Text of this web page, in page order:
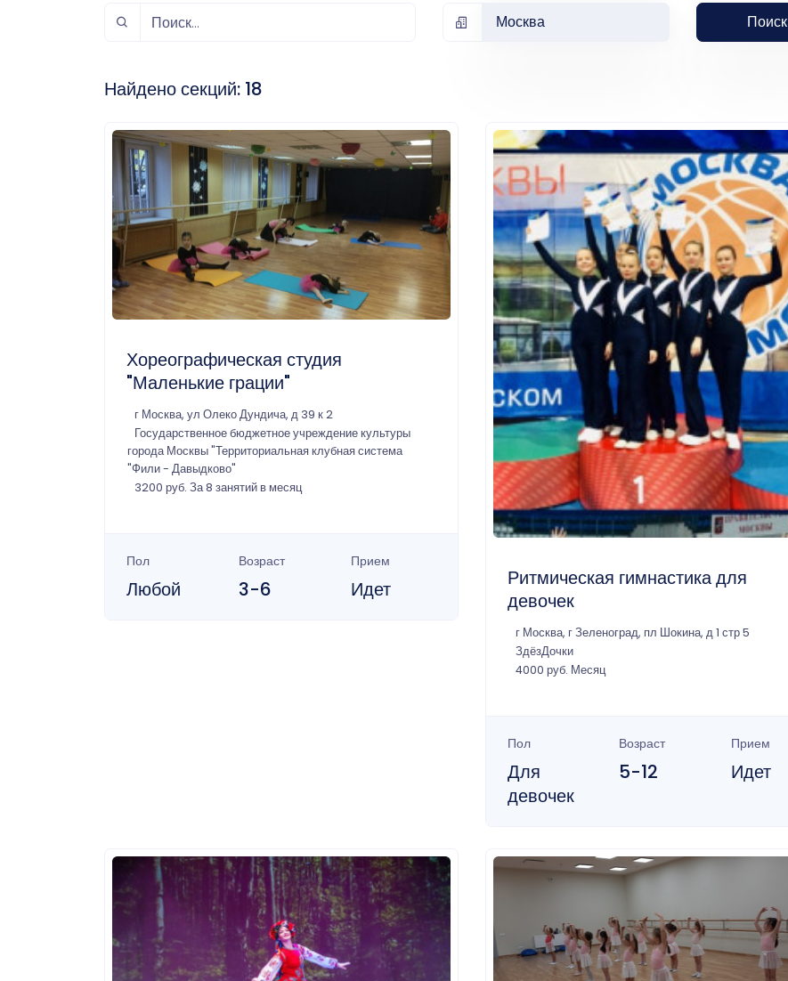
Индивидуально-
Москва Поиск
Найдено секций: 18
Хореографическая студия
"Маленькие грации"
г Москва, ул Олеко Дундича, д 39 к 2
Государственное бюджетное учреждение культуры
города Москвы "Территориальная клубная система
"Фили - Давыдково"
3200 руб. За 8 занятий в месяц
Пол
Любой
Возраст
3-6
Прием
Идет
Ритмическая гимнастика для
девочек
г Москва, г Зеленоград, пл Шокина, д 1 стр 5
ЗдёзДочки
4000 руб. Месяц
Пол
Для
девочек
Возраст
5-12
Прием
Идет